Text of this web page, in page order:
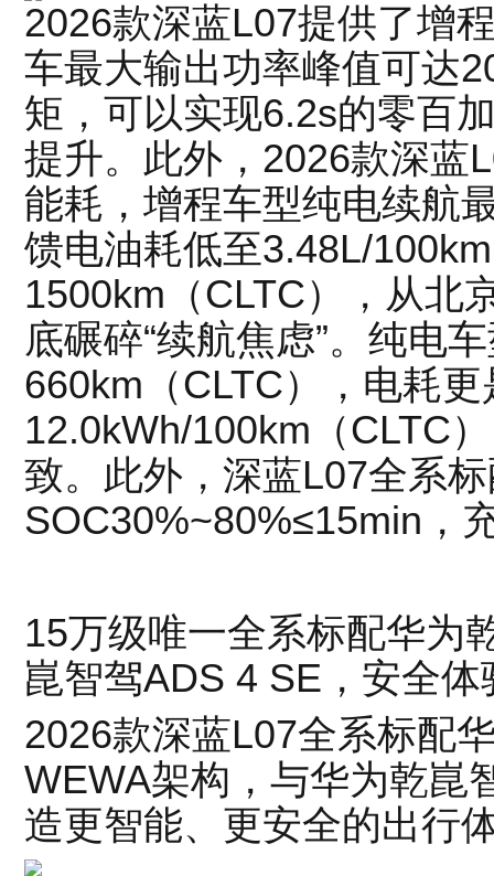
2026款深蓝L07提供了增
车最大输出功率峰值可达
矩，可以实现6.2s的零百
提升。此外，2026款深蓝
能耗，增程车型纯电续航
馈电油耗低至3.48L/
1500km（CLTC），从北
底碾碎“续航焦虑”。纯电
660km（CLTC），电耗更
12.0kWh/100km（CLTC
致。此外，深蓝L07全系
SOC30%~80%≤15min，
15万级唯一全系标配华为
崑智驾ADS 4 SE，安全体
2026款深蓝L07全系标配
WEWA架构，与华为乾崑
造更智能、更安全的出行